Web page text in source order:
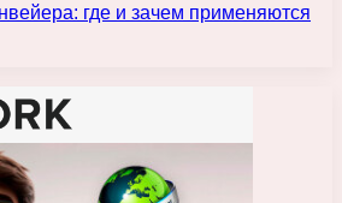
где и зачем применяются